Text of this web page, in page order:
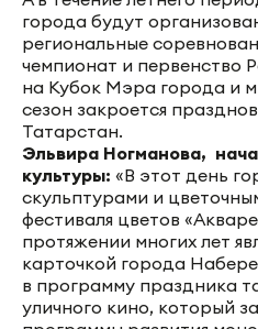
города будут
региональные
чемпионат и первенство
на Кубок Мэра города и
сезон закроется
Татарстан.
Эльвира Ногманова,
культуры: «В этот день
скульптурами и
фестиваля цветов
протяжении многих лет
карточкой города
в программу праздника
уличного кино, который